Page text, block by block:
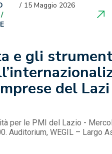
e gli
del Lazi
15 Maggio 2026
per le PMI del Lazio -
Auditorium, WEGIL – Largo